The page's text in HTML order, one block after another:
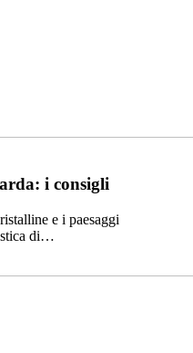
i consigli
e i paesaggi
di…